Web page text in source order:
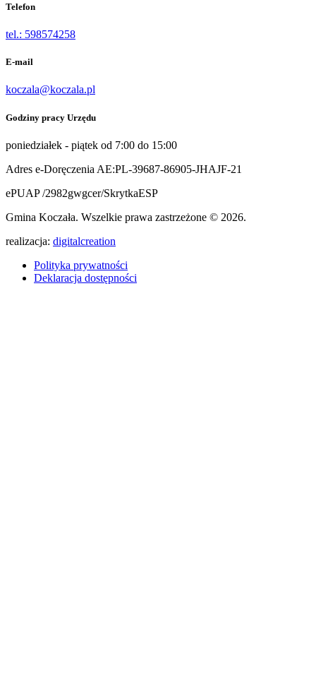
Telefon
tel.: 598574258
E-mail
koczala@koczala.pl
Godziny pracy Urzędu
poniedziałek - piątek od 7:00 do 15:00
Adres e-Doręczenia AE:PL-39687-86905-JHAJF-21
ePUAP /2982gwgcer/SkrytkaESP
Gmina Koczała. Wszelkie prawa zastrzeżone © 2026.
realizacja: digitalcreation
Polityka prywatności
Deklaracja dostępności